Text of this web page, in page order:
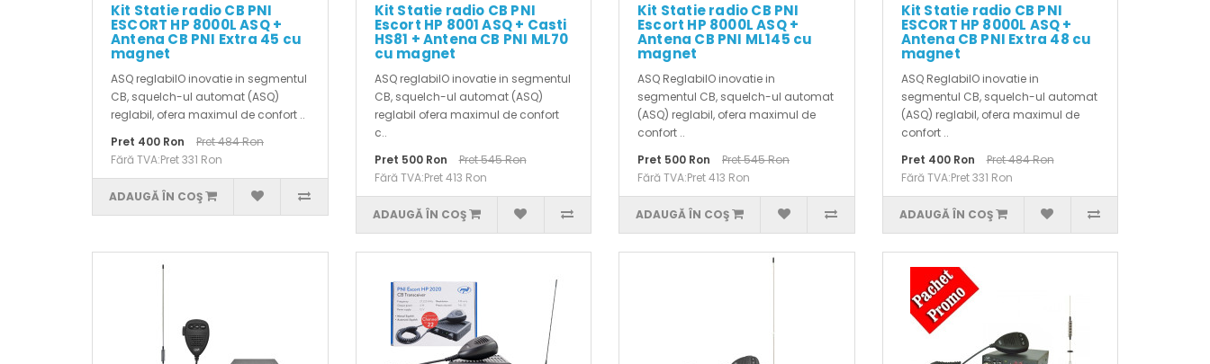
Kit Statie radio CB PNI
ESCORT HP 8000L ASQ +
Antena CB PNI Extra 45 cu
magnet
ASQ reglabilO inovatie in segmentul
CB, squelch-ul automat (ASQ)
reglabil, ofera maximul de confort ..
Pret 400 Ron
Pret 484 Ron
Fără TVA:Pret 331 Ron
ADAUGĂ ÎN COŞ
Kit Statie radio CB PNI
Escort HP 8001 ASQ + Casti
HS81 + Antena CB PNI ML70
cu magnet
ASQ reglabilO inovatie in segmentul
CB, squelch-ul automat (ASQ)
reglabil ofera maximul de confort
c..
Pret 500 Ron
Pret 545 Ron
Fără TVA:Pret 413 Ron
ADAUGĂ ÎN COŞ
Kit Statie radio CB PNI
Escort HP 8000L ASQ +
Antena CB PNI ML145 cu
magnet
ASQ ReglabilO inovatie in
segmentul CB, squelch-ul automat
(ASQ) reglabil, ofera maximul de
confort ..
Pret 500 Ron
Pret 545 Ron
Fără TVA:Pret 413 Ron
ADAUGĂ ÎN COŞ
Kit Statie radio CB PNI
ESCORT HP 8000L ASQ +
Antena CB PNI Extra 48 cu
magnet
ASQ ReglabilO inovatie in
segmentul CB, squelch-ul automat
(ASQ) reglabil, ofera maximul de
confort ..
Pret 400 Ron
Pret 484 Ron
Fără TVA:Pret 331 Ron
ADAUGĂ ÎN COŞ